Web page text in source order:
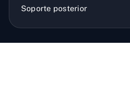
Soporte posterior